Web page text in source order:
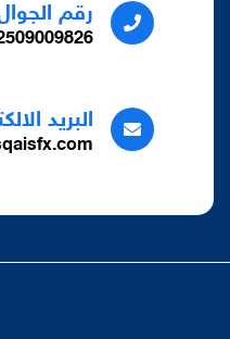
رقم
البريد